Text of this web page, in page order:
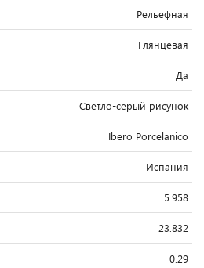
Рельефная
Глянцевая
Да
Светло-cерый рисунок
Ibero Porcelanico
Испания
5.958
23.832
0.29